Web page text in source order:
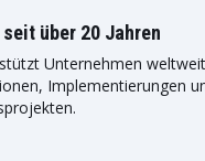
über 20 Jahren
Unternehmen
Implementierungen